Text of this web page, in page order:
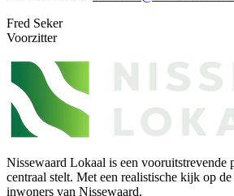
Fred Seker
Voorzitter
Nissewaard Lokaal is een vooruitstrevende
centraal stelt. Met een realistische kijk op
inwoners van Nissewaard.